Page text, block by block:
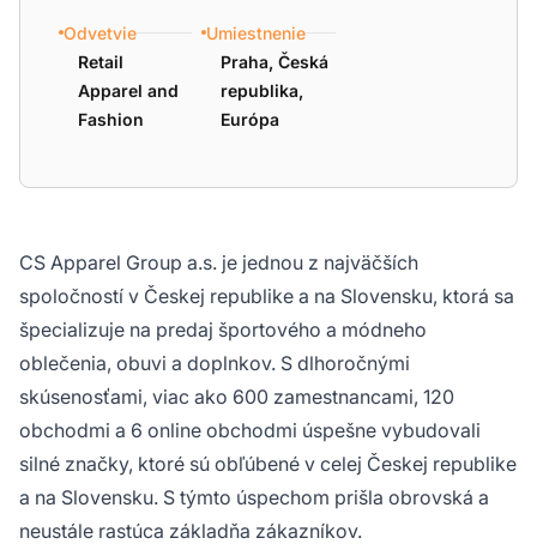
Odvetvie
Retail
Apparel and
Fashion
Umiestnenie
Praha, Česká
republika,
Európa
CS Apparel Group a.s. je jednou z najväčších
spoločností v Českej republike a na Slovensku, ktorá sa
špecializuje na predaj športového a módneho
oblečenia, obuvi a doplnkov. S dlhoročnými
skúsenosťami, viac ako 600 zamestnancami, 120
obchodmi a 6 online obchodmi úspešne vybudovali
silné značky, ktoré sú obľúbené v celej Českej republike
a na Slovensku. S týmto úspechom prišla obrovská a
neustále rastúca základňa zákazníkov.